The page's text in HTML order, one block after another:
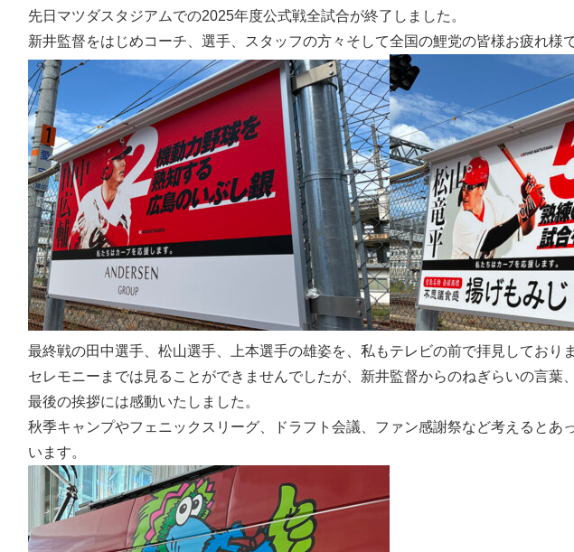
先日マツダスタジアムでの2025年度公式戦全試合が終了しました。
新井監督をはじめコーチ、選手、スタッフの方々そして全国の鯉党の皆様お疲れ様で
最終戦の田中選手、松山選手、上本選手の雄姿を、私もテレビの前で拝見しておりま
セレモニーまでは見ることができませんでしたが、新井監督からのねぎらいの言葉
最後の挨拶には感動いたしました。
秋季キャンプやフェニックスリーグ、ドラフト会議、ファン感謝祭など考えるとあ
います。